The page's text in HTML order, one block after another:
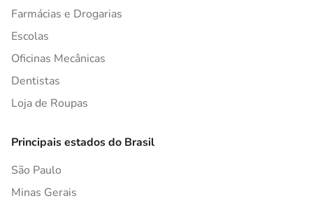
Farmácias e Drogarias
Escolas
Oficinas Mecânicas
Dentistas
Loja de Roupas
Principais estados do Brasil
São Paulo
Minas Gerais